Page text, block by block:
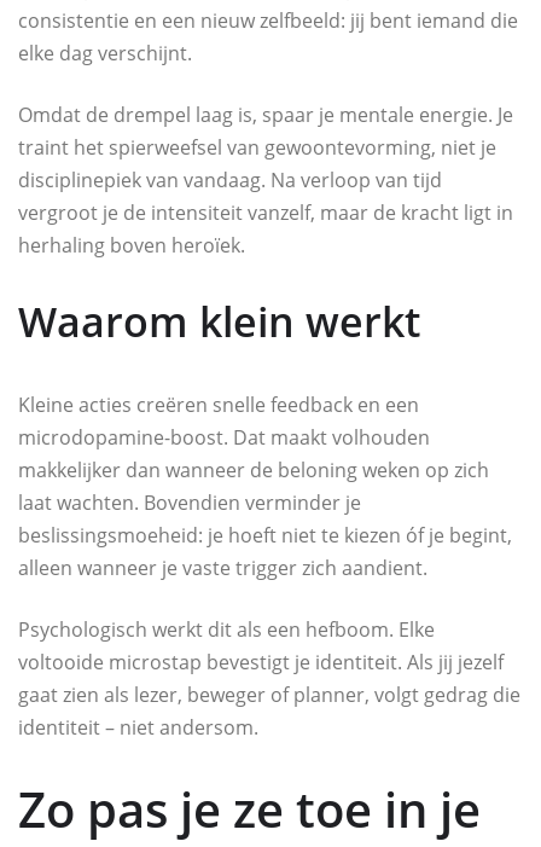
consistentie en een nieuw zelfbeeld: jij bent iemand die
elke dag verschijnt.
Omdat de drempel laag is, spaar je mentale energie. Je
traint het spierweefsel van gewoontevorming, niet je
disciplinepiek van vandaag. Na verloop van tijd
vergroot je de intensiteit vanzelf, maar de kracht ligt in
herhaling boven heroïek.
Waarom klein werkt
Kleine acties creëren snelle feedback en een
microdopamine-boost. Dat maakt volhouden
makkelijker dan wanneer de beloning weken op zich
laat wachten. Bovendien verminder je
beslissingsmoeheid: je hoeft niet te kiezen óf je begint,
alleen wanneer je vaste trigger zich aandient.
Psychologisch werkt dit als een hefboom. Elke
voltooide microstap bevestigt je identiteit. Als jij jezelf
gaat zien als lezer, beweger of planner, volgt gedrag die
identiteit – niet andersom.
Zo pas je ze toe in je